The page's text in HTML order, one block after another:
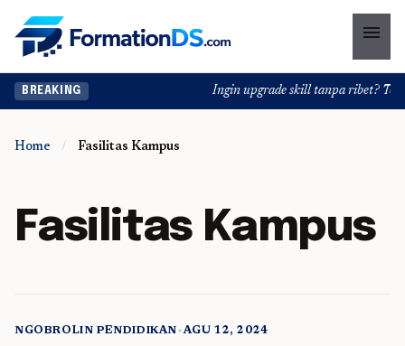
menu
BREAKING Ingin upgrade skill tanpa ribet?
Home / Fasilitas Kampus
Fasilitas Kampus
NGOBROLIN PENDIDIKAN•AGU 12, 2024